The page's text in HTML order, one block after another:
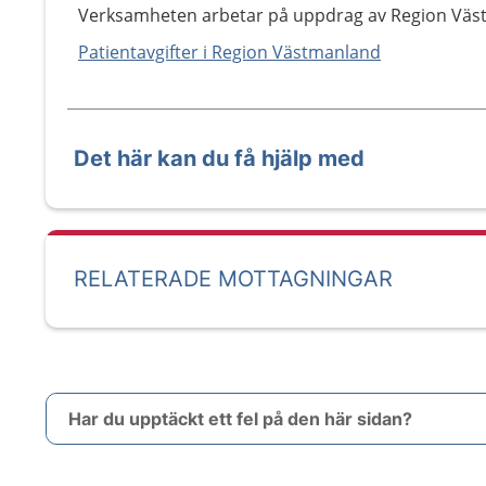
Verksamheten arbetar på uppdrag av Region
Patientavgifter i Region Västmanland
Det här kan du få hjälp med
RELATERADE MOTTAGNINGAR
Har du upptäckt ett fel på den här sidan?